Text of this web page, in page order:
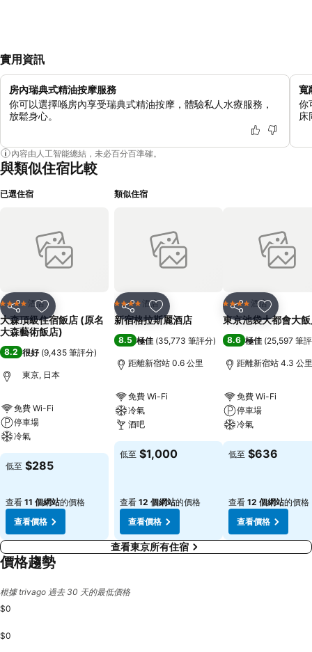
實用資訊
房內瑞典式精油按摩服務
你可以選擇喺房內享受瑞典式精油按摩，體驗私人水療服務，
放鬆身心。
寬
你
床
內容由人工智能總結，未必百分百準確。
與類似住宿比較
已選住宿
分享 放到收藏夾
4 星級 酒店
大森頂級住宿飯店 (原名
大森藝術飯店)
8.2 很好 (9,435 筆評分)
東京, 日本
免費 Wi-Fi
停車場
冷氣
低至 $285
查看 11 個網站的價格
查看價格
類似住宿
分享 放到收藏夾
4 星級 酒店
新宿格拉斯麗酒店
8.5 極佳 (35,773 筆評分)
距離新宿站 0.6 公里
免費 Wi-Fi
冷氣
酒吧
低至 $1,000
查看 12 個網站的價格
查看價格
分享 放到收藏
4 星級 酒店
東京池袋大都會大
8.6 極佳 (25,597 筆
距離新宿站 4.3 公里
免費 Wi-Fi
停車場
冷氣
低至 $636
查看 12 個網站的價格
查看價格
查看東京所有住宿
價格趨勢
根據 trivago 過去 30 天的最低價格
$0
$0